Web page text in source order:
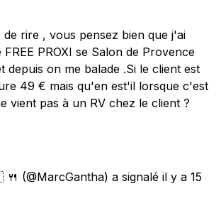
rire , vous pensez bien que j'ai
PROXI se Salon de Provence
depuis on me balade .Si le client est
49 € mais qu'en est'il lorsque c'est
vient pas à un RV chez le client ?
🍴 (@MarcGantha) a signalé il y a 15